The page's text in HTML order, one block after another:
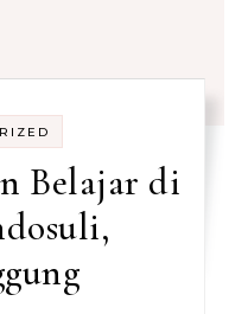
Belajar di